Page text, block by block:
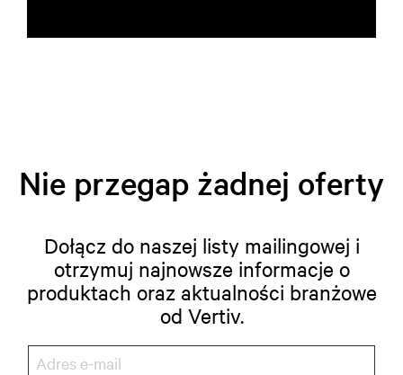
Nie przegap żadnej oferty
Dołącz do naszej listy mailingowej i
otrzymuj najnowsze informacje o
produktach oraz aktualności branżowe
od Vertiv.